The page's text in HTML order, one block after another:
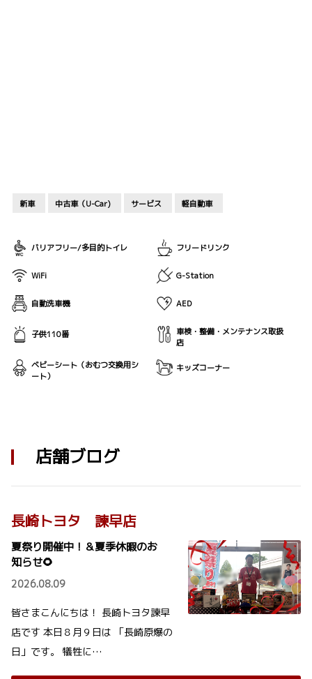
新車 中古車（U-Car) サービス 軽自動車
バリアフリー/多目的トイレ フリードリンク
WiFi G-Station
自動洗車機 AED
子供110番
車検・整備・メンテナンス取扱
店
ベビーシート（おむつ交換用シ
ート）
キッズコーナー
店舗ブログ
長崎トヨタ 諫早店
夏祭り開催中！＆夏季休暇のお
知らせ🌻
2026.08.09
皆さまこんにちは！ 長崎トヨタ諫早
店です 本日８月９日は 「長崎原爆の
日」です。 犠牲に…